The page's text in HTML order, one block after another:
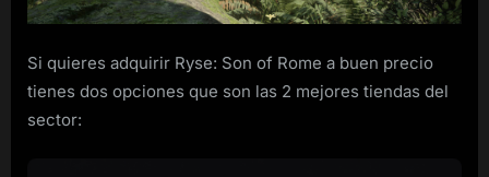
a
precio
Si quieres adquirir Ryse: Son of Rome a buen precio
tienes dos opciones que son las 2 mejores tiendas del
sector: